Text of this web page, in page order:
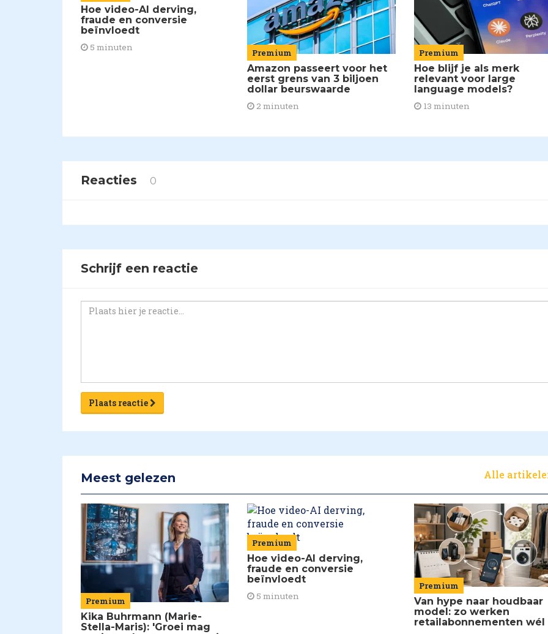
Hoe video-AI derving,
fraude en conversie
beïnvloedt
5 minuten Premium
Amazon passeert voor het
eerst grens van 3 biljoen
dollar beurswaarde
2 minuten
Premium
Hoe blijf je als merk
relevant voor large
language models?
13 minuten
Reacties 0
Schrijf een reactie
Plaats reactie
Meest gelezen Alle
Premium
Kika Buhrmann (Marie-
Stella-Maris): 'Groei mag
Premium
Hoe video-AI derving,
fraude en conversie
beïnvloedt
5 minuten
Premium
Van hype naar houdbaar
model: zo werken
retailabonnementen wél